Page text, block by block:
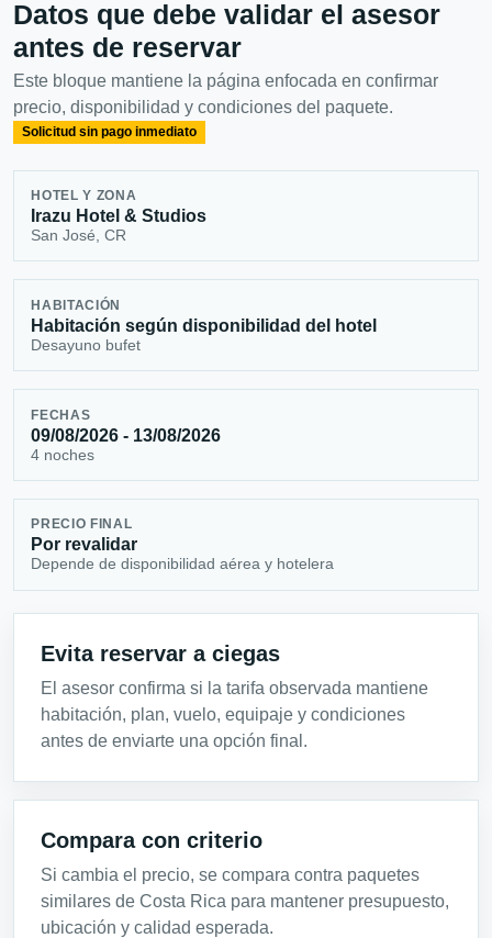
Datos que debe validar el asesor
antes de reservar
Este bloque mantiene la página enfocada en confirmar
precio, disponibilidad y condiciones del paquete.
Solicitud sin pago inmediato
HOTEL Y ZONA
Irazu Hotel & Studios
San José, CR
HABITACIÓN
Habitación según disponibilidad del hotel
Desayuno bufet
FECHAS
09/08/2026 - 13/08/2026
4 noches
PRECIO FINAL
Por revalidar
Depende de disponibilidad aérea y hotelera
Evita reservar a ciegas
El asesor confirma si la tarifa observada mantiene
habitación, plan, vuelo, equipaje y condiciones
antes de enviarte una opción final.
Compara con criterio
Si cambia el precio, se compara contra paquetes
similares de Costa Rica para mantener presupuesto,
ubicación y calidad esperada.